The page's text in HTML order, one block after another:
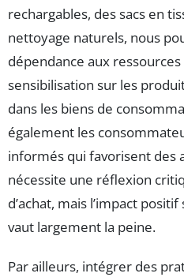
rechargables, des sacs en
nettoyage naturels, nous
dépendance aux
sensibilisation sur les
dans les biens de
également les
informés qui favorisent des
nécessite une réflexion
d’achat, mais l’impact
vaut largement la peine.
Par ailleurs, intégrer des